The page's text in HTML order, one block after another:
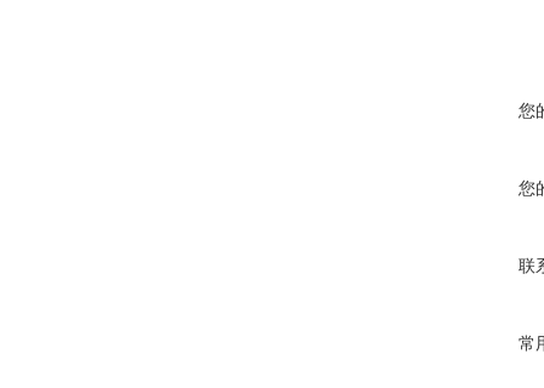
您
您
联
常